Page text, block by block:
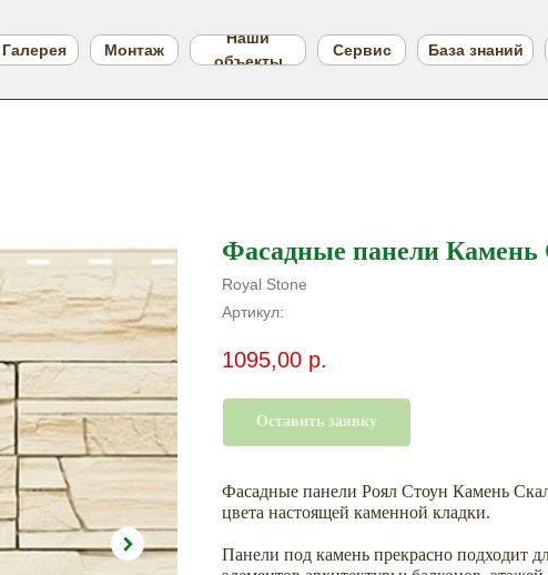
Наши
объекты
Галерея База знаний
Монтаж Сервис
Фасадные панели
Royal Stone
Артикул:
1095,00 р.
Оставить заявку
Фасадные панели Роял Стоун Камень
цвета настоящей каменной кладки.
Панели под камень прекрасно подходит